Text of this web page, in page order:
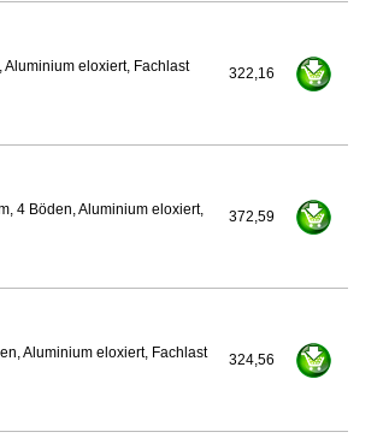
Aluminium eloxiert, Fachlast
322,16
4 Böden, Aluminium eloxiert,
372,59
Aluminium eloxiert, Fachlast
324,56